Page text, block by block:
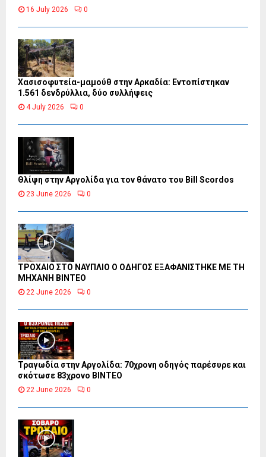
16 July 2026 0
Χασισοφυτεία-μαμούθ στην Αρκαδία: Εντοπίστηκαν
1.561 δενδρύλλια, δύο συλλήψεις
4 July 2026 0
Θλίψη στην Αργολίδα για τον θάνατο του Bill Scordos
23 June 2026 0
ΤΡΟΧΑΙΟ ΣΤΟ ΝΑΥΠΛΙΟ Ο ΟΔΗΓΟΣ ΕΞΑΦΑΝΙΣΤΗΚΕ ΜΕ ΤΗ
ΜΗΧΑΝΗ ΒΙΝΤΕΟ
22 June 2026 0
Τραγωδία στην Αργολίδα: 70χρονη οδηγός παρέσυρε και
σκότωσε 83χρονο ΒΙΝΤΕΟ
22 June 2026 0